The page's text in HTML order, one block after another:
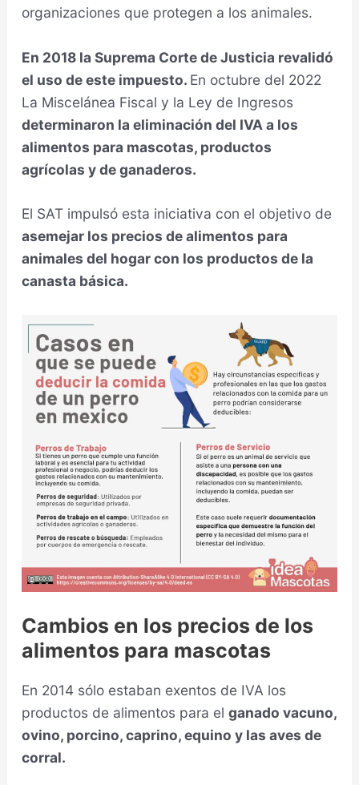
organizaciones que protegen a los animales.
En 2018 la Suprema Corte de Justicia revalidó
el uso de este impuesto. En octubre del 2022
La Miscelánea Fiscal y la Ley de Ingresos
determinaron la eliminación del IVA a los
alimentos para mascotas, productos
agrícolas y de ganaderos.
El SAT impulsó esta iniciativa con el objetivo de
asemejar los precios de alimentos para
animales del hogar con los productos de la
canasta básica.
Cambios en los precios de los
alimentos para mascotas
En 2014 sólo estaban exentos de IVA los
productos de alimentos para el ganado vacuno,
ovino, porcino, caprino, equino y las aves de
corral.